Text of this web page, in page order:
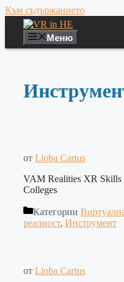
Към съдържанието
Меню
от Lioba Cartus
VAM Realities XR Skills
Colleges
Категории
реалност, Инструмент
от Lioba Cartus